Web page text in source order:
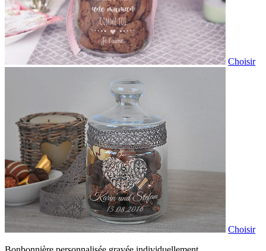
Choisir
Choisir